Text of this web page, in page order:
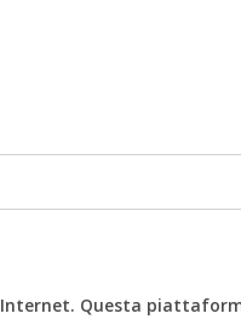
Internet. Questa